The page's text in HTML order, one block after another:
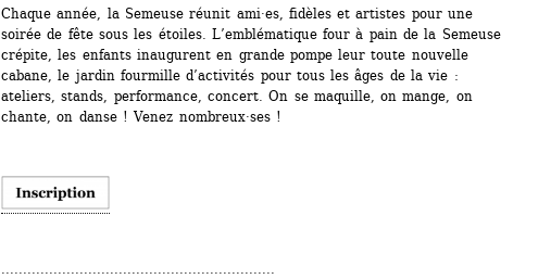
Chaque année, la Semeuse réunit ami·es, fidèles et artistes pour une
soirée de fête sous les étoiles. L’emblématique four à pain de la Semeuse
crépite, les enfants inaugurent en grande pompe leur toute nouvelle
cabane, le jardin fourmille d’activités pour tous les âges de la vie :
ateliers, stands, performance, concert. On se maquille, on mange, on
chante, on danse ! Venez nombreux·ses !
...............................................................